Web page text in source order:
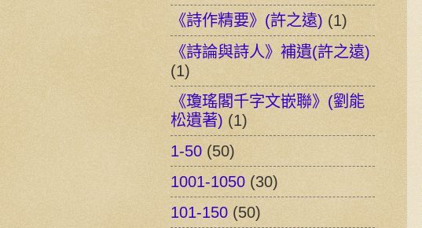
《詩作精要》(許之遠) (1)
《詩論與詩人》補遺(許之遠)
(1)
《瓊瑤閣千字文嵌聯》(劉能
松遺著) (1)
1-50 (50)
1001-1050 (30)
101-150 (50)